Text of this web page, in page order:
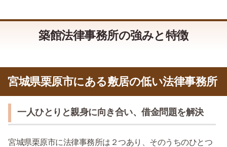
築館法律事務所の強みと特徴
宮城県栗原市にある敷居の低い法律事務所
一人ひとりと親身に向き合い、借金問題を解決
宮城県栗原市に法律事務所は２つあり、そのうちのひとつ